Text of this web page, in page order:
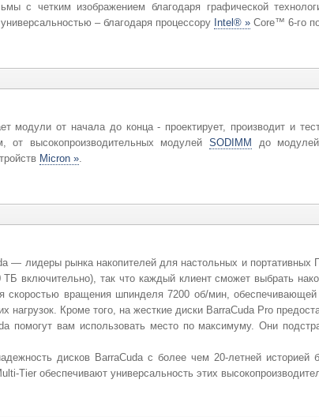
с четким изображением благодаря графической
– благодаря процессору Intel® »Core™ 6-го
модули от начала до конца - проектирует, производит и
от высокопроизводительных модулей SODIMM
до
Micron ».
— лидеры рынка накопителей для настольных и
ТБ включительно), так что каждый клиент сможет выбрать
скоростью вращения шпинделя 7200 об/мин,
нагрузок. Кроме того, на жесткие диски BarraCuda Pro
помогут вам использовать место по максимуму. Они
дисков BarraCuda с более чем 20-летней
Tier обеспечивают универсальность этих